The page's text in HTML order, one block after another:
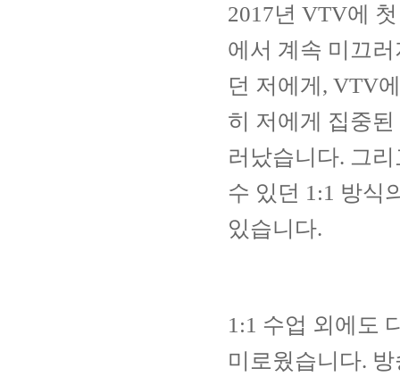
2017년 VTV에
에서 계속 미끄
던 저에게, VTV
히 저에게 집중
러났습니다. 그
수 있던 1:1 방식
있습니다.
1:1 수업 외에도
미로웠습니다.